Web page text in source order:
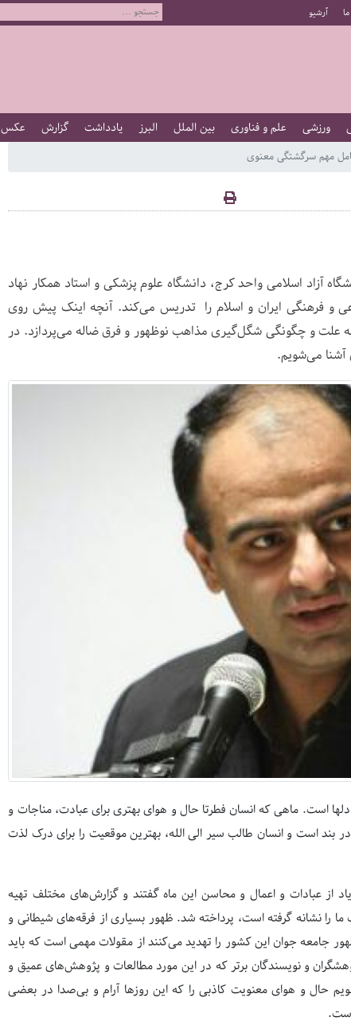
آرشیو
ورزشی علم و فناوری بین الملل البرز یادداشت گزارش عکس
مهم سرگشتگی معنوی
آزاد اسلامی واحد کرج، دانشگاه علوم پزشکی و استاد همکار نهاد
و فرهنگی ایران و اسلام را تدریس می‌کند. آنچه اینک پیش روی
علت و چگونگی شگل‌گیری مذاهب نوظهور و فرق ضاله می‌پردازد. در
آشنا می‌شویم.
دلها است. ماهی که انسان فطرتا حال و هوای بهتری برای عبادت، مناجات و
بند است و انسان طالب سیر الی الله، بهترین موقعیت را برای درک لذت
از عبادات و اعمال و محاسن این ماه گفتند و گزارش‌های مختلف تهیه
را نشانه گرفته است، پرداخته شد. ظهور بسیاری از فرقه‌های شیطانی و
جامعه جوان این کشور را تهدید می‌کنند از مقولات مهمی است که باید
و نویسندگان برتر که در این مورد مطالعات و پژوهش‌های عمیق و
حال و هوای معنویت کاذبی را که این روزها آرام و بی‌صدا در بعضی